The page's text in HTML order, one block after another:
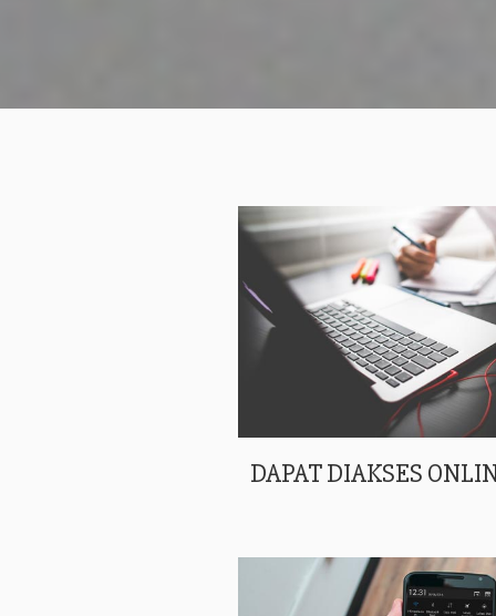
DAPAT DIAKSES